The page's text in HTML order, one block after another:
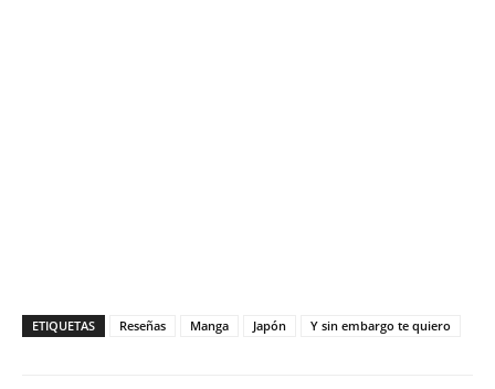
ETIQUETAS Reseñas Manga Japón Y sin embargo te quiero